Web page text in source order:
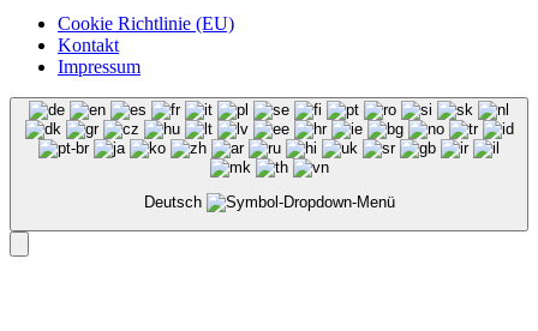
Cookie Richtlinie (EU)
Kontakt
Impressum
Deutsch